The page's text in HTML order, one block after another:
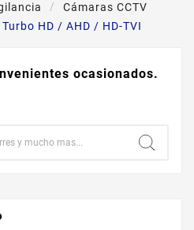
Cámaras CCTV
HD / AHD / HD-TVI
ocasionados.